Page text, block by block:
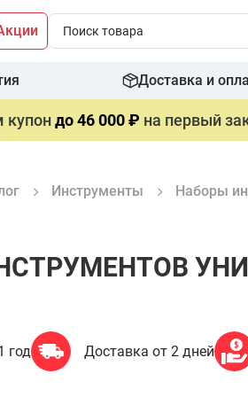
Доставка и
купондо 46 000 ₽ на первый
Инструменты Наборы
год Доставка от 2 дней